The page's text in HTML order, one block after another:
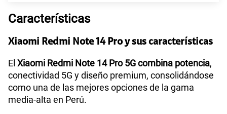
Tecnología de Pantalla
Sistema operativo Android 14
Procesador
Características
Xiaomi Redmi Note 14 Pro y sus características
El Xiaomi Redmi Note 14 Pro 5G combina potencia,
conectividad 5G y diseño premium, consolidándose
como una de las mejores opciones de la gama
media-alta en Perú.